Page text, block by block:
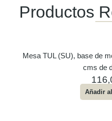
Productos
Mesa TUL (SU), base de
cms de
Añadir